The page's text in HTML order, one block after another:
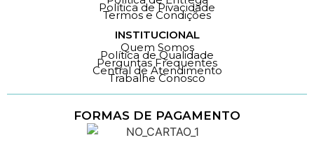
Política de Pivacidade
Termos e Condições
INSTITUCIONAL
Quem Somos
Política de Qualidade
Perguntas Frequentes
Central de Atendimento
Trabalhe Conosco
FORMAS DE PAGAMENTO